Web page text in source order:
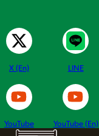
X (En) LINE
YouTube YouTube (En)